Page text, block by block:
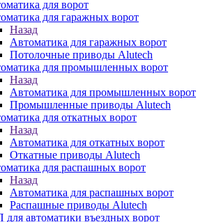
для ворот
для гаражных ворот
Назад
Автоматика для гаражных ворот
Потолочные приводы Alutech
для промышленных ворот
Назад
Автоматика для промышленных ворот
Промышленные приводы Alutech
для откатных ворот
Назад
Автоматика для откатных ворот
Откатные приводы Alutech
для распашных ворот
Назад
Автоматика для распашных ворот
Распашные приводы Alutech
автоматики въездных ворот